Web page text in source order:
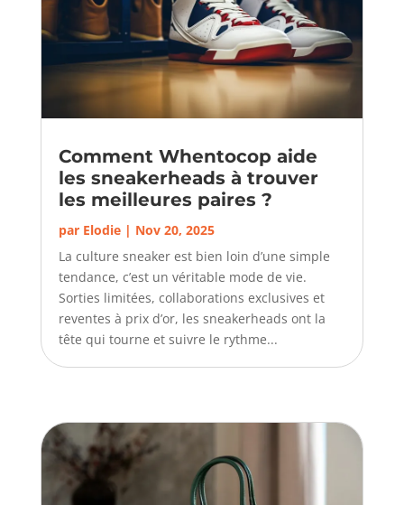
Comment Whentocop aide
les sneakerheads à trouver
les meilleures paires ?
par Elodie| Nov 20, 2025
La culture sneaker est bien loin d’une simple
tendance, c’est un véritable mode de vie.
Sorties limitées, collaborations exclusives et
reventes à prix d’or, les sneakerheads ont la
tête qui tourne et suivre le rythme...